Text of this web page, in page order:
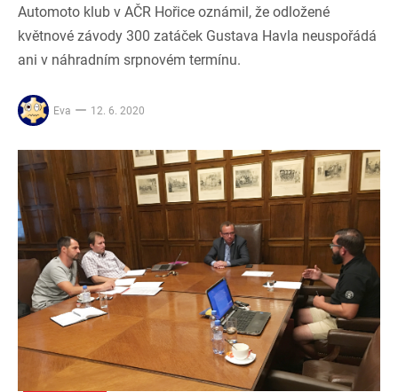
Automoto klub v AČR Hořice oznámil, že odložené
květnové závody 300 zatáček Gustava Havla neuspořádá
ani v náhradním srpnovém termínu.
Eva 12. 6. 2020